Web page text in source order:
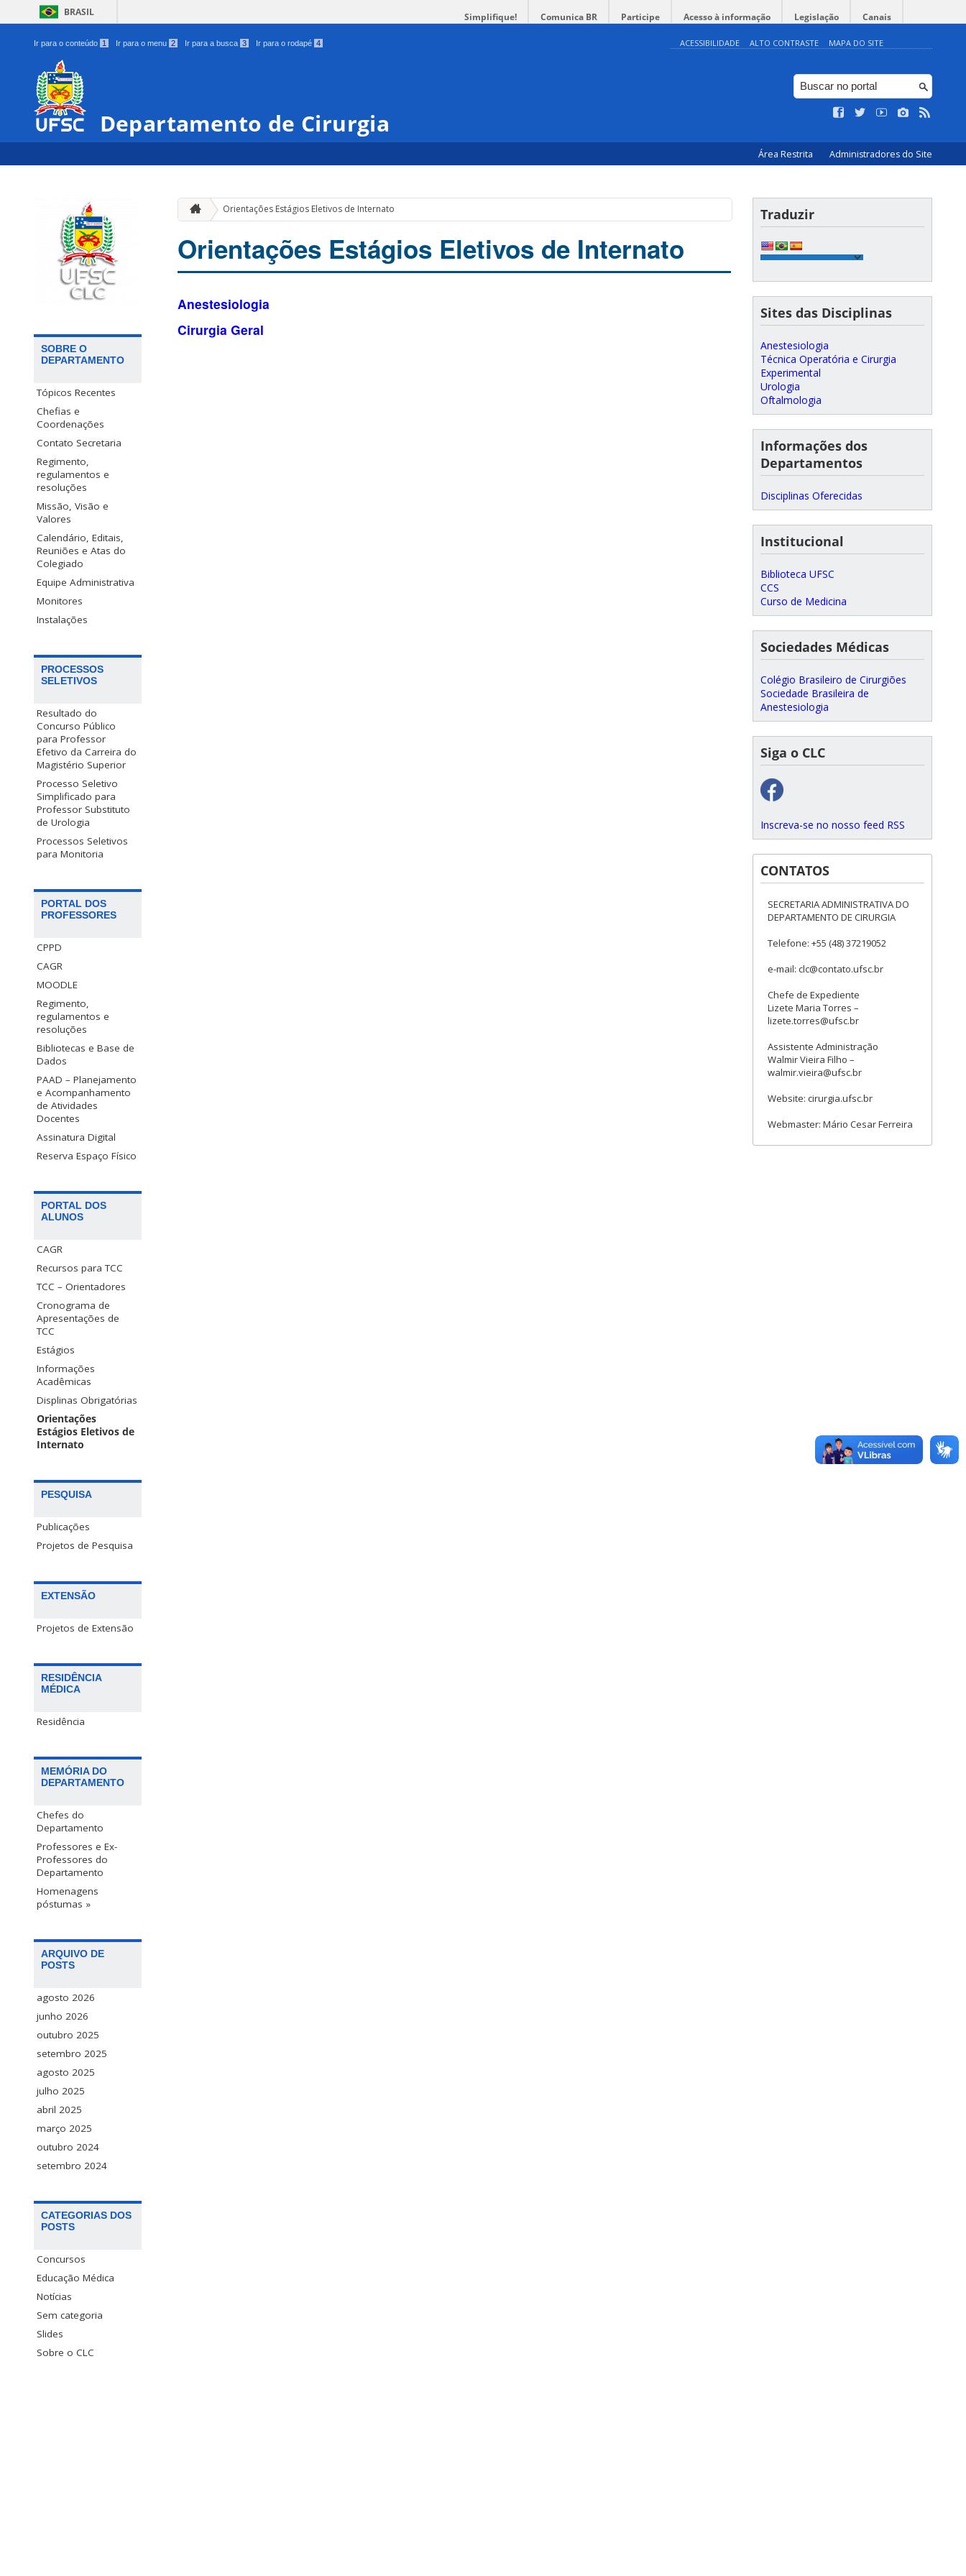
BRASIL Simplifique! Comunica BR Participe Acesso à informação Legislação Canais
Ir para o conteúdo 1 Ir para o menu 2 Ir para a busca 3 Ir para o rodapé 4 ACESSIBILIDADE ALTO CONTRASTE MAPA DO SITE
Departamento de Cirurgia
Área Restrita Administradores do Site
SOBRE O
DEPARTAMENTO
Tópicos Recentes
Chefias e
Coordenações
Contato Secretaria
Regimento,
regulamentos e
resoluções
Missão, Visão e
Valores
Calendário, Editais,
Reuniões e Atas do
Colegiado
Equipe Administrativa
Monitores
Instalações
PROCESSOS
SELETIVOS
Resultado do
Concurso Público
para Professor
Efetivo da Carreira do
Magistério Superior
Processo Seletivo
Simplificado para
Professor Substituto
de Urologia
Processos Seletivos
para Monitoria
PORTAL DOS
PROFESSORES
CPPD
CAGR
MOODLE
Regimento,
regulamentos e
resoluções
Bibliotecas e Base de
Dados
PAAD – Planejamento
e Acompanhamento
de Atividades
Docentes
Assinatura Digital
Reserva Espaço Físico
PORTAL DOS
ALUNOS
CAGR
Recursos para TCC
TCC – Orientadores
Cronograma de
Apresentações de
TCC
Estágios
Informações
Acadêmicas
Displinas Obrigatórias
Orientações
Estágios Eletivos de
Internato
PESQUISA
Publicações
Projetos de Pesquisa
EXTENSÃO
Projetos de Extensão
RESIDÊNCIA
MÉDICA
Residência
MEMÓRIA DO
DEPARTAMENTO
Chefes do
Departamento
Professores e Ex-
Professores do
Departamento
Homenagens
póstumas »
ARQUIVO DE
POSTS
agosto 2026
junho 2026
outubro 2025
setembro 2025
agosto 2025
julho 2025
abril 2025
março 2025
outubro 2024
setembro 2024
CATEGORIAS DOS
POSTS
Concursos
Educação Médica
Notícias
Sem categoria
Slides
Sobre o CLC
Orientações Estágios Eletivos de Internato
Orientações Estágios Eletivos de Internato
Anestesiologia
Cirurgia Geral
Traduzir
Sites das Disciplinas
Anestesiologia
Técnica Operatória e Cirurgia
Experimental
Urologia
Oftalmologia
Informações dos
Departamentos
Disciplinas Oferecidas
Institucional
Biblioteca UFSC
CCS
Curso de Medicina
Sociedades Médicas
Colégio Brasileiro de Cirurgiões
Sociedade Brasileira de
Anestesiologia
Siga o CLC
Inscreva-se no nosso feed RSS
CONTATOS
SECRETARIA ADMINISTRATIVA DO
DEPARTAMENTO DE CIRURGIA
Telefone: +55 (48) 37219052
e-mail: clc@contato.ufsc.br
Chefe de Expediente
Lizete Maria Torres –
lizete.torres@ufsc.br
Assistente Administração
Walmir Vieira Filho –
walmir.vieira@ufsc.br
Website: cirurgia.ufsc.br
Webmaster: Mário Cesar Ferreira